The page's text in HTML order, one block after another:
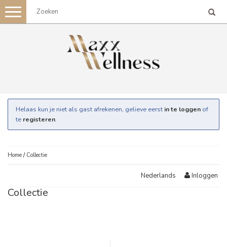
Toggle
navigation
Helaas kun je niet als gast afrekenen, gelieve eerst in te loggen of
te registeren.
Home / Collectie
Nederlands Inloggen
Collectie